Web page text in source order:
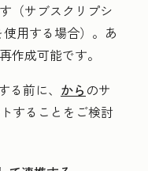
（サブスクリプシ
用する場合）。あ
作成可能です。
前に、 から のサ
することをご検討